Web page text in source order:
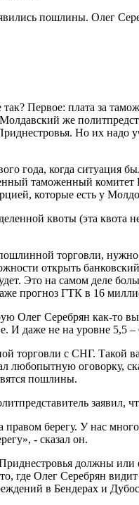
пошлины. Олег
Первое: плата за
же
Но их
года, когда ситуация
таможенный
которые есть у
квоты (эта квота
торговли,
открыть
Это на самом деле
прогноз ГТК в 16
Олег Серебрян как-то
И даже не на уровне 5,5
торговли с СНГ.
оговорку,
пошлины.
заявил,
берегу. У нас
- сказал он.
должны
где Олег Серебрян
в Бендерах и